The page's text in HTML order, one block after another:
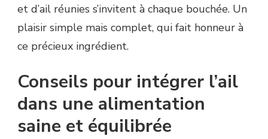
et d’ail réunies s’invitent à chaque bouchée. Un
plaisir simple mais complet, qui fait honneur à
ce précieux ingrédient.
Conseils pour intégrer l’ail
dans une alimentation
saine et équilibrée